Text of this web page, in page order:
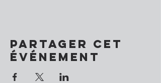
Partager cet
événement